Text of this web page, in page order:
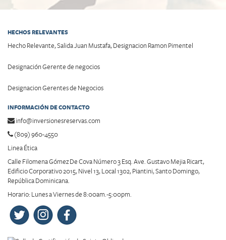
HECHOS RELEVANTES
Hecho Relevante, Salida Juan Mustafa, Designacion Ramon Pimentel
Designación Gerente de negocios
Designacion Gerentes de Negocios
INFORMACIÓN DE CONTACTO
info@inversionesreservas.com
(809) 960-4550
Linea Ética
Calle Filomena Gómez De Cova Número 3 Esq. Ave. Gustavo Mejia Ricart,
Edificio Corporativo 2015, Nivel 13, Local 1302, Piantini, Santo Domingo,
República Dominicana.
Horario: Lunes a Viernes de 8:00am.-5:00pm.